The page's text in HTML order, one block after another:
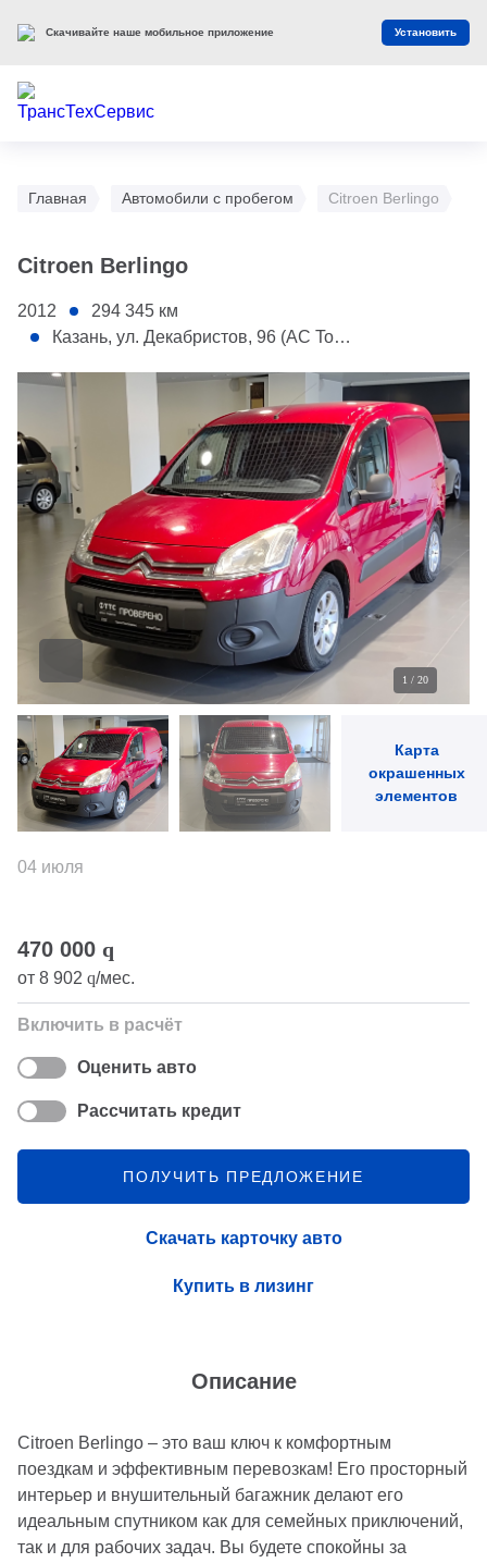
Главная Автомобили с пробегом Citroen Berlingo
Citroen Berlingo
2012 294 345 км
Казань, ул. Декабристов, 96 (АС Toyota)
1 - Капот
2 - Передняя правая дверь
3 - Левый порог
1 / 20
Карта
окрашенных
элементов
Описание
Citroen Berlingo – это ваш ключ к комфортным
поездкам и эффективным перевозкам! Его просторный
интерьер и внушительный багажник делают его
идеальным спутником как для семейных приключений,
так и для рабочих задач. Вы будете спокойны за
04 июля
470 000 q
от 8 902 q/мес.
Включить в расчёт
Оценить авто
Рассчитать кредит
ПОЛУЧИТЬ ПРЕДЛОЖЕНИЕ
Скачать карточку авто
Купить в лизинг
Скачивайте наше мобильное приложение Установить